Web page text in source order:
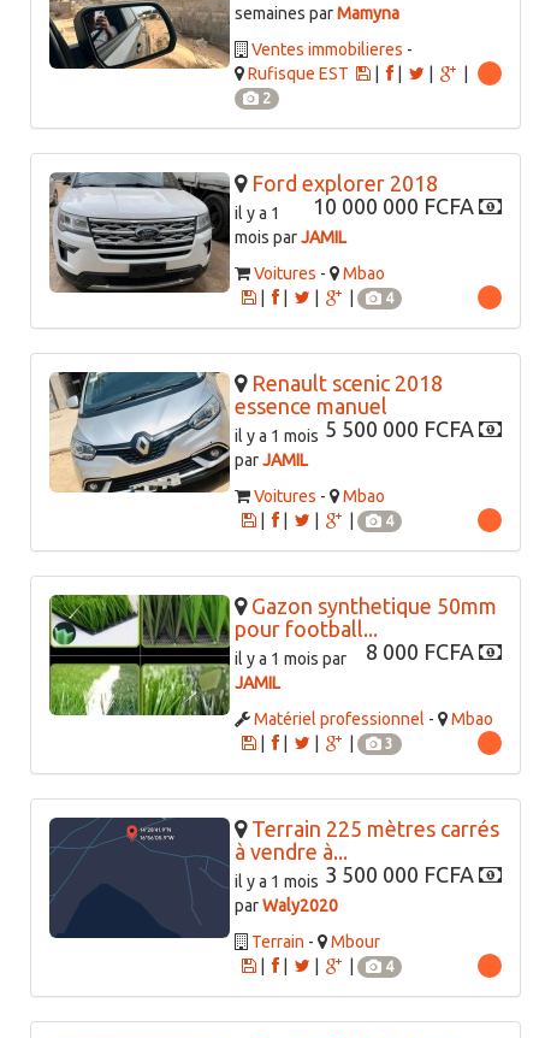
semaines parMamyna
Ventes immobilieres -
Rufisque EST
|
2
Ford explorer 2018
10 000 000 FCFA
il y a 1
mois parJAMIL
Voitures -
Mbao
|
4
Renault scenic 2018
essence manuel
5 500 000 FCFA
il y a 1 mois
parJAMIL
Voitures -
Mbao
|
4
Gazon synthetique 50mm
pour football...
8 000 FCFA
il y a 1 mois par
JAMIL
Matériel professionnel -
Mbao
|
3
Terrain 225 mètres carrés
à vendre à...
3 500 000 FCFA
il y a 1 mois
parWaly2020
Terrain -
Mbour
|
4